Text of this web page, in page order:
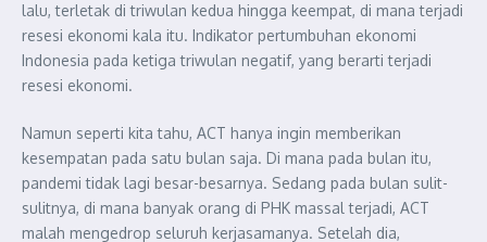
lalu, terletak di triwulan kedua hingga keempat, di mana terjadi
resesi ekonomi kala itu. Indikator pertumbuhan ekonomi
Indonesia pada ketiga triwulan negatif, yang berarti terjadi
resesi ekonomi.
Namun seperti kita tahu, ACT hanya ingin memberikan
kesempatan pada satu bulan saja. Di mana pada bulan itu,
pandemi tidak lagi besar-besarnya. Sedang pada bulan sulit-
sulitnya, di mana banyak orang di PHK massal terjadi, ACT
malah mengedrop seluruh kerjasamanya. Setelah dia,